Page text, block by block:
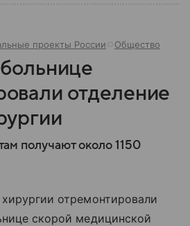
проекты России Общество
отделение
получают около 1150
отремонтировали
скорой медицинской